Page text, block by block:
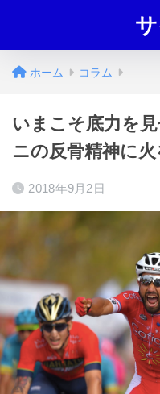
ホーム コラム
いまこそ底力を
ニの反骨精神に火
2018年9月2日